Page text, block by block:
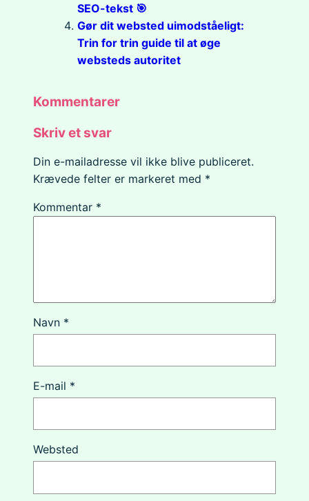
SEO-tekst 🎯
Gør dit websted uimodståeligt:
Trin for trin guide til at øge
websteds autoritet
Kommentarer
Skriv et svar
Din e-mailadresse vil ikke blive publiceret.
Krævede felter er markeret med *
Kommentar *
Navn *
E-mail *
Websted